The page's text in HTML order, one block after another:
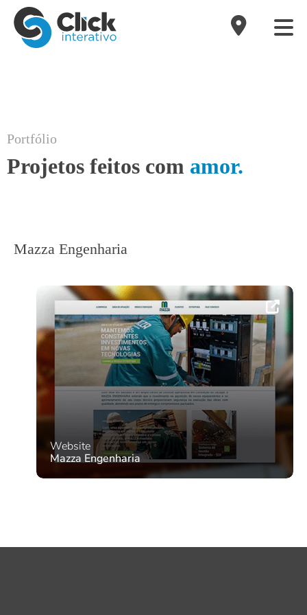
Portfólio
Projetos feitos com amor.
Mazza Engenharia
Website
Mazza Engenharia